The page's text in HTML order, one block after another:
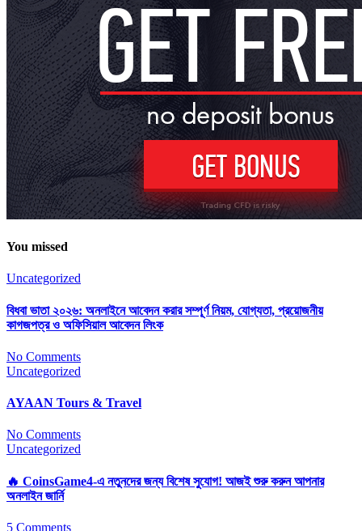
You missed
Uncategorized
বিধবা ভাতা ২০২৬: অনলাইনে আবেদন করার সম্পূর্ণ নিয়ম, যোগ্যতা, প্রয়োজনীয়
কাগজপত্র ও অফিসিয়াল আবেদন লিংক
No Comments
Uncategorized
AYAAN Tours & Travel
No Comments
Uncategorized
🔥 CoinsGame4-এ নতুনদের জন্য বিশেষ সুযোগ! আজই শুরু করুন আপনার
অনলাইন জার্নি
5 Comments